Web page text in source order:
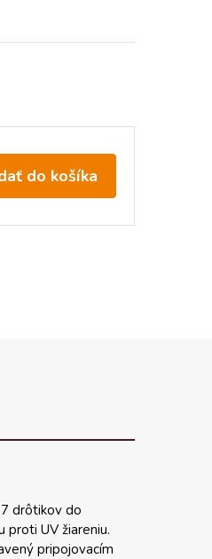
do košíka
drôtikov do
proti UV žiareniu.
pripojovacím